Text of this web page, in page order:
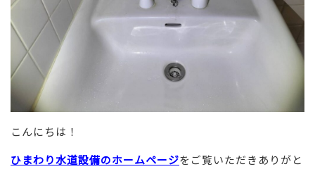
こんにちは！
ひまわり水道設備のホームページをご覧いただきありがと